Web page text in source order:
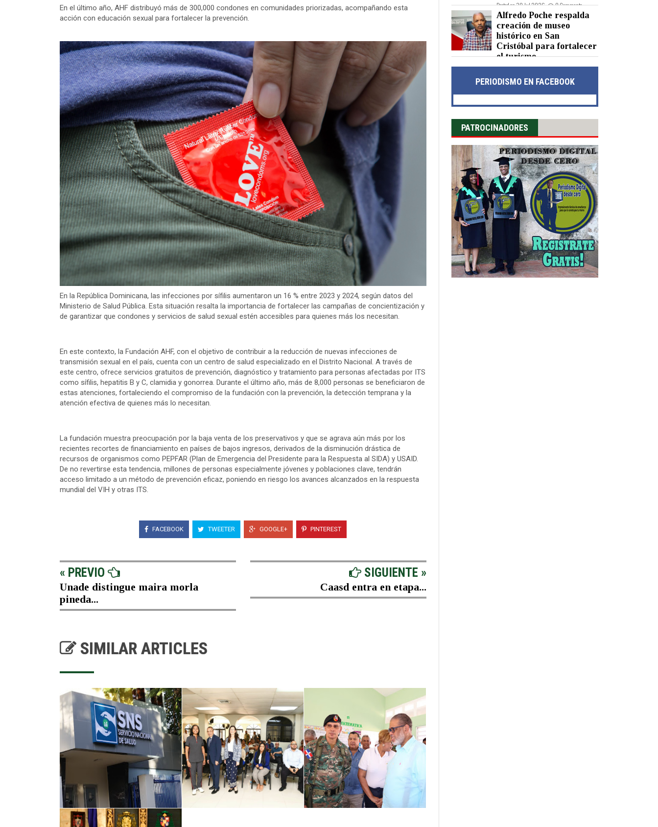
En el último año, AHF distribuyó más de 300,000 condones en comunidades priorizadas, acompañando esta
acción con educación sexual para fortalecer la prevención.
En la República Dominicana, las infecciones por sífilis aumentaron un 16 % entre 2023 y 2024, según datos del
Ministerio de Salud Pública. Esta situación resalta la importancia de fortalecer las campañas de concientización y
de garantizar que condones y servicios de salud sexual estén accesibles para quienes más los necesitan.
En este contexto, la Fundación AHF, con el objetivo de contribuir a la reducción de nuevas infecciones de
transmisión sexual en el país, cuenta con un centro de salud especializado en el Distrito Nacional. A través de
este centro, ofrece servicios gratuitos de prevención, diagnóstico y tratamiento para personas afectadas por ITS
como sífilis, hepatitis B y C, clamidia y gonorrea. Durante el último año, más de 8,000 personas se beneficiaron de
estas atenciones, fortaleciendo el compromiso de la fundación con la prevención, la detección temprana y la
atención efectiva de quienes más lo necesitan.
La fundación muestra preocupación por la baja venta de los preservativos y que se agrava aún más por los
recientes recortes de financiamiento en países de bajos ingresos, derivados de la disminución drástica de
recursos de organismos como PEPFAR (Plan de Emergencia del Presidente para la Respuesta al SIDA) y USAID.
De no revertirse esta tendencia, millones de personas especialmente jóvenes y poblaciones clave, tendrán
acceso limitado a un método de prevención eficaz, poniendo en riesgo los avances alcanzados en la respuesta
mundial del VIH y otras ITS.
FACEBOOK TWEETER GOOGLE+ PINTEREST
« PREVIO
Unade distingue maira morla
pineda...
SIGUIENTE »
Caasd entra en etapa...
SIMILAR ARTICLES
Posted on 30 Jul 2026 - 0 Comments
Alfredo Poche respalda
creación de museo
histórico en San
Cristóbal para fortalecer
el turismo
Posted on 30 Jul 2026 - 0 Comments
PERIODISMO EN FACEBOOK
PATROCINADORES